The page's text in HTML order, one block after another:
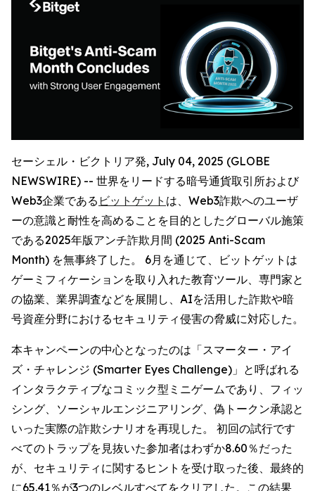
セーシェル・ビクトリア発, July 04, 2025 (GLOBE
NEWSWIRE) -- 世界をリードする暗号通貨取引所および
Web3企業である ビットゲット は、Web3詐欺へのユーザ
ーの意識と耐性を高めることを目的としたグローバル施策
である2025年版アンチ詐欺月間 (2025 Anti-Scam
Month) を無事終了した。 6月を通じて、ビットゲットは
ゲーミフィケーションを取り入れた教育ツール、専門家と
の協業、業界調査などを展開し、AIを活用した詐欺や暗
号資産分野におけるセキュリティ侵害の脅威に対応した。
本キャンペーンの中心となったのは「スマーター・アイ
ズ・チャレンジ (Smarter Eyes Challenge)」と呼ばれる
インタラクティブなコミック型ミニゲームであり、フィッ
シング、ソーシャルエンジニアリング、偽トークン承認と
いった実際の詐欺シナリオを再現した。 初回の試行です
べてのトラップを見抜いた参加者はわずか8.60％だった
が、セキュリティに関するヒントを受け取った後、最終的
に65.41％が3つのレベルすべてをクリアした。この結果